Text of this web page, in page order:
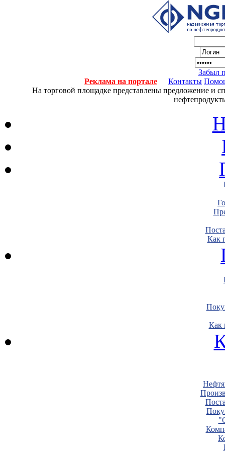
Забыл
Реклама на портале
Контакты
На торговой площадке представлены предложение и
Как
Как